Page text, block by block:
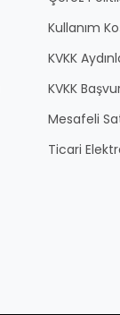
Kullanım
KVKK
KVKK
Mesafeli
Ticari